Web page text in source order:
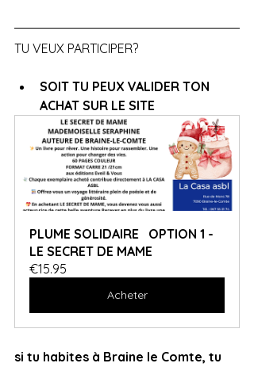
TU VEUX PARTICIPER?
SOIT TU PEUX VALIDER TON
ACHAT SUR LE SITE
PLUME SOLIDAIRE   OPTION 1 -
LE SECRET DE MAME
€15.95
Acheter
si tu habites à Braine le Comte, tu